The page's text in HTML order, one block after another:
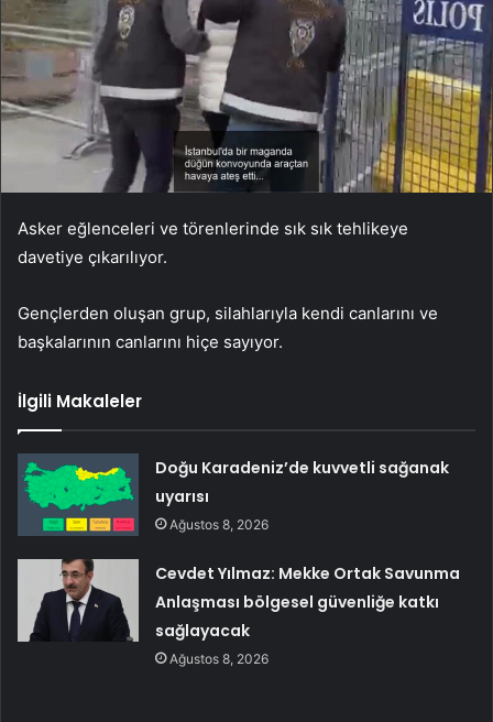
Asker eğlenceleri ve törenlerinde sık sık tehlikeye
davetiye çıkarılıyor.
Gençlerden oluşan grup, silahlarıyla kendi canlarını ve
başkalarının canlarını hiçe sayıyor.
İlgili Makaleler
Doğu Karadeniz’de kuvvetli sağanak
uyarısı
Ağustos 8, 2026
Cevdet Yılmaz: Mekke Ortak Savunma
Anlaşması bölgesel güvenliğe katkı
sağlayacak
Ağustos 8, 2026